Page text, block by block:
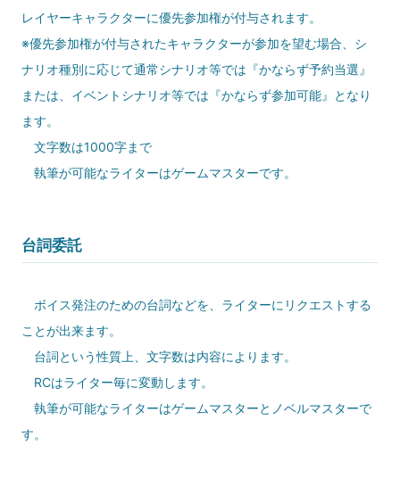
レイヤーキャラクターに優先参加権が付与されます。
※優先参加権が付与されたキャラクターが参加を望む場合、シ
ナリオ種別に応じて通常シナリオ等では『かならず予約当選』
または、イベントシナリオ等では『かならず参加可能』となり
ます。
文字数は1000字まで
執筆が可能なライターはゲームマスターです。
台詞委託
ボイス発注のための台詞などを、ライターにリクエストする
ことが出来ます。
台詞という性質上、文字数は内容によります。
RCはライター毎に変動します。
執筆が可能なライターはゲームマスターとノベルマスターで
す。